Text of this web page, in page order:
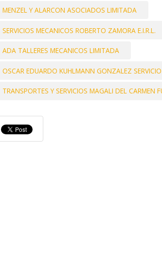
MENZEL Y ALARCON ASOCIADOS LIMITADA
SERVICIOS MECANICOS ROBERTO ZAMORA E.I.R.L.
ADA TALLERES MECANICOS LIMITADA
OSCAR EDUARDO KUHLMANN GONZALEZ
TRANSPORTES Y SERVICIOS MAGALI DEL CARMEN